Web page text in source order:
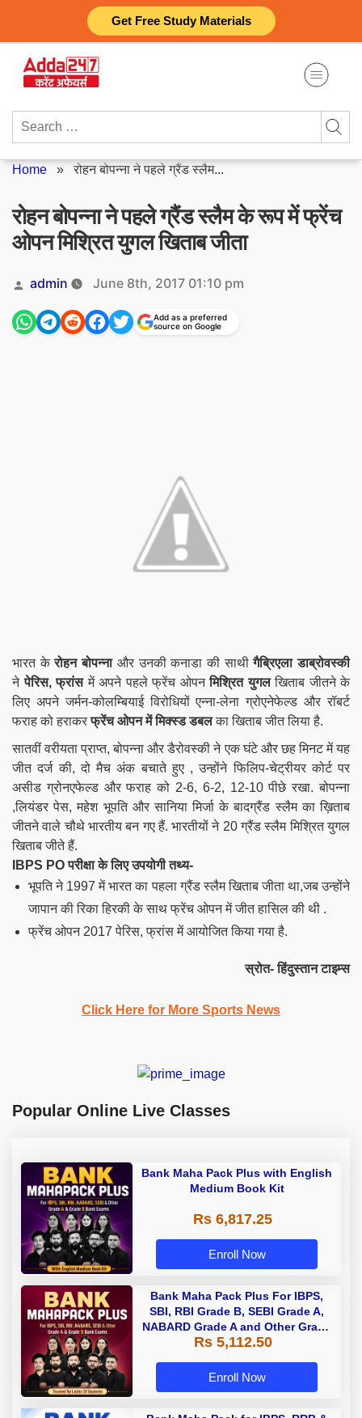
Get Free Study Materials
content
Search
Home »रोहन बोपन्ना ने पहले ग्रैंड स्लैम...
रोहन बोपन्ना ने पहले ग्रैंड स्लैम के रूप में फ्रेंच
ओपन मिश्रित युगल खिताब जीता
Posted
by
admin June 8th, 2017 01:10 pm
Add as a preferred
source on Google
भारत केरोहन बोपन्नाऔर उनकी कनाडा की साथीगैब्रिएला डाब्रोवस्की
नेपेरिस, फ्रांसमें अपने पहले फ्रेंच ओपनमिश्रित युगलखिताब जीतने के
लिए अपने जर्मन-कोलम्बियाई विरोधियों एन्ना-लेना ग्रोएनेफेल्ड और रॉबर्ट
फराह को हराकरफ्रेंच ओपन में मिक्स्ड डबलका खिताब जीत लिया है.
सातवीं वरीयता प्राप्त, बोपन्ना और डैरोवस्की ने एक घंटे और छह मिनट में यह
जीत दर्ज की, दो मैच अंक बचाते हुए , उन्होंने फिलिप-चेट्रीयर कोर्ट पर
असीड ग्रोनएफेल्ड और फराह को 2-6, 6-2, 12-10 पीछे रखा. बोपन्ना
,लियंडर पेस, महेश भूपति और सानिया मिर्जा के बादग्रैंड स्लैम का ख़िताब
जीतने वाले चौथे भारतीय बन गए हैं. भारतीयों ने 20 ग्रैंड स्लैम मिश्रित युगल
खिताब जीते हैं.
IBPS PO परीक्षा के लिए उपयोगी तथ्य-
भूपति ने 1997 में भारत का पहला ग्रैंड स्लैम खिताब जीता था,जब उन्होंने
जापान की रिका हिरकी के साथ फ्रेंच ओपन में जीत हासिल की थी .
फ्रेंच ओपन 2017 पेरिस, फ्रांस में आयोजित किया गया है.
स्रोत- हिंदुस्तान टाइम्स
Click Here for More Sports News
Popular Online Live Classes
Bank Maha Pack Plus with English
Medium Book Kit
Rs 6,817.25
Enroll Now
Bank Maha Pack Plus For IBPS,
SBI, RBI Grade B, SEBI Grade A,
NABARD Grade A and Other Grade
A & Grade B Bank Exams
Rs 5,112.50
Enroll Now